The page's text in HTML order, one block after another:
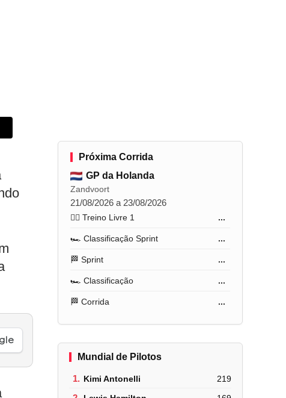
Próxima Corrida
GP da Holanda
Zandvoort
21/08/2026 a 23/08/2026
🏋️‍♂️ Treino Livre 1 ...
🏎️ Classificação Sprint ...
🏁 Sprint ...
🏎️ Classificação ...
🏁 Corrida ...
Mundial de Pilotos
1. Kimi Antonelli 219